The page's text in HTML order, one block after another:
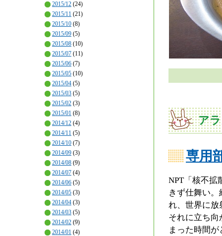
2015/12 (24)
2015/11 (21)
2015/10 (8)
2015/09 (5)
2015/08 (10)
2015/07 (11)
2015/06 (7)
2015/05 (10)
2015/04 (5)
2015/03 (5)
2015/02 (3)
2015/01 (8)
2014/12 (4)
2014/11 (5)
2014/10 (7)
2014/09 (3)
2014/08 (9)
2014/07 (4)
2014/06 (5)
2014/05 (3)
2014/04 (3)
2014/03 (5)
2014/02 (9)
2014/01 (4)
ア
専用
NPT「核不拡
きず仕舞い
れ、世界に放
それに立ち
まった時間